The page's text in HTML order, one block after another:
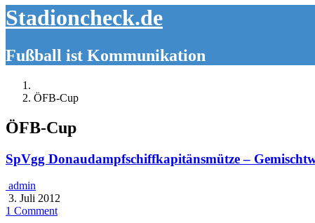
Stadioncheck.de
Fußball ist Kommunikation
ÖFB-Cup
ÖFB-Cup
SpVgg Donaudampfschiffkapitänsmütze –
admin
3. Juli 2012
1 Comment